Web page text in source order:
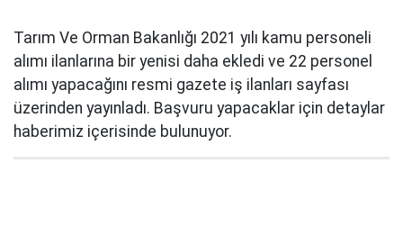
Tarım Ve Orman Bakanlığı 2021 yılı kamu personeli
alımı ilanlarına bir yenisi daha ekledi ve 22 personel
alımı yapacağını resmi gazete iş ilanları sayfası
üzerinden yayınladı. Başvuru yapacaklar için detaylar
haberimiz içerisinde bulunuyor.